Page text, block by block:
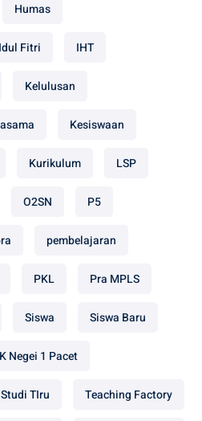
Humas
Idul Fitri IHT
Kelulusan
Kesiswaan
Kurikulum LSP
O2SN P5
pembelajaran
PKL Pra MPLS
Siswa Siswa Baru
Negei 1 Pacet
Studi TIru Teaching Factory